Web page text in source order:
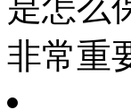
是怎么
非常重